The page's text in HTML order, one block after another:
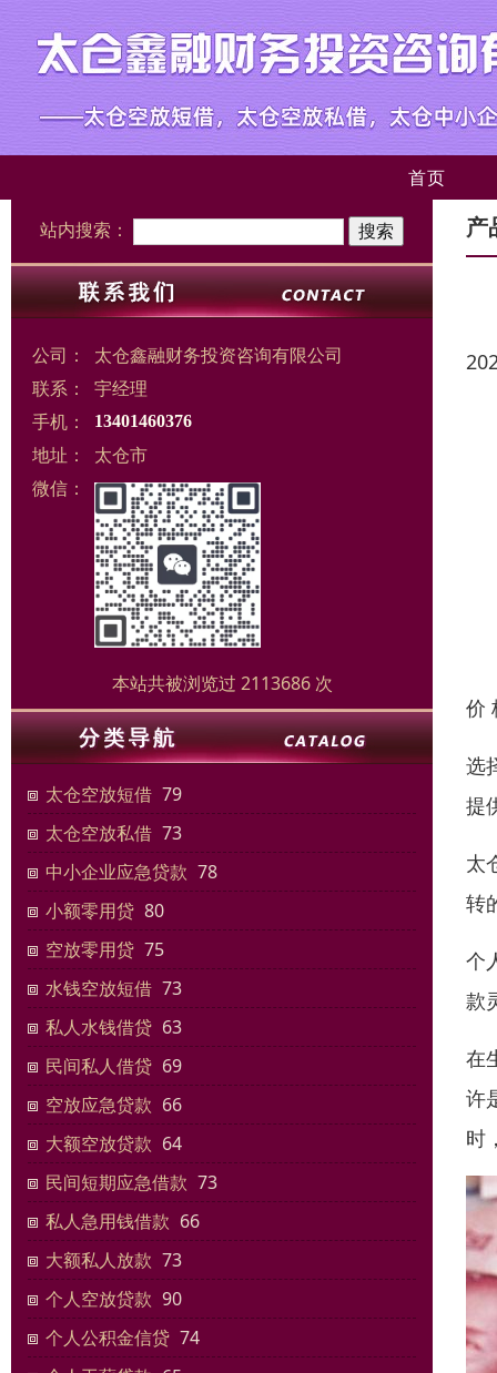
首页
站内搜索：
公司：
太仓鑫融财务投资咨询有限公司
联系：
宇经理
手机：
13401460376
地址：
太仓市
微信：
本站共被浏览过 2113686 次
太仓空放短借 79
太仓空放私借 73
中小企业应急贷款 78
小额零用贷 80
空放零用贷 75
水钱空放短借 73
私人水钱借贷 63
民间私人借贷 69
空放应急贷款 66
大额空放贷款 64
民间短期应急借款 73
私人急用钱借款 66
大额私人放款 73
个人空放贷款 90
个人公积金信贷 74
产
价
选
提
太
转
个
款
在
许
时